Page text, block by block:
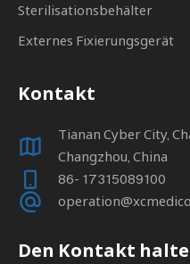
Sterilisationsbehälter
Externes Fixierungsgerät
Kontakt
Tianan Cyber ​​City,
Changzhou, China
86- 17315089100
Den Kontakt